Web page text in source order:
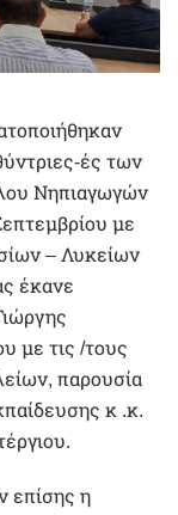
ές των
Νηπιαγωγών
με
– Λυκείων
έκανε
με τις /τους
παρουσία
κ .κ.
επίσης η